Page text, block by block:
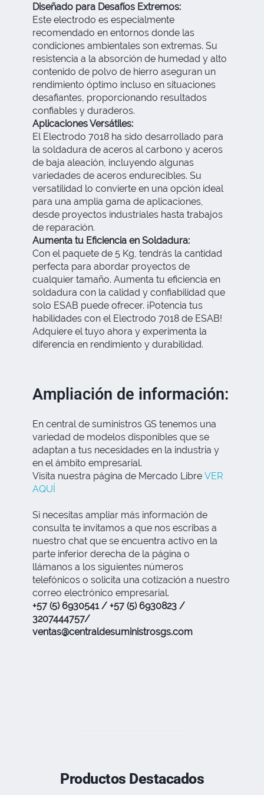
Diseñado para Desafíos Extremos:
Este electrodo es especialmente
recomendado en entornos donde las
condiciones ambientales son extremas. Su
resistencia a la absorción de humedad y alto
contenido de polvo de hierro aseguran un
rendimiento óptimo incluso en situaciones
desafiantes, proporcionando resultados
confiables y duraderos.
Aplicaciones Versátiles:
El Electrodo 7018 ha sido desarrollado para
la soldadura de aceros al carbono y aceros
de baja aleación, incluyendo algunas
variedades de aceros endurecibles. Su
versatilidad lo convierte en una opción ideal
para una amplia gama de aplicaciones,
desde proyectos industriales hasta trabajos
de reparación.
Aumenta tu Eficiencia en Soldadura:
Con el paquete de 5 Kg, tendrás la cantidad
perfecta para abordar proyectos de
cualquier tamaño. Aumenta tu eficiencia en
soldadura con la calidad y confiabilidad que
solo ESAB puede ofrecer. ¡Potencia tus
habilidades con el Electrodo 7018 de ESAB!
Adquiere el tuyo ahora y experimenta la
diferencia en rendimiento y durabilidad.
Ampliación de información:
En central de suministros GS tenemos una
variedad de modelos disponibles que se
adaptan a tus necesidades en la industria y
en el ámbito empresarial.
Visita nuestra página de Mercado Libre VER
AQUÍ
Si necesitas ampliar más información de
consulta te invitamos a que nos escribas a
nuestro chat que se encuentra activo en la
parte inferior derecha de la página o
llámanos a los siguientes números
telefónicos o solicita una cotización a nuestro
correo electrónico empresarial.
+57 (5) 6930541 / +57 (5) 6930823 /
3207444757/
ventas@centraldesuministrosgs.com
Productos Destacados